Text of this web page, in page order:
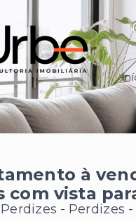
à
com vista
- Perdizes -